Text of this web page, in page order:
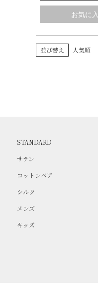
並び替え 人気順
STANDARD
サテン
コットンベア
シルク
メンズ
キッズ